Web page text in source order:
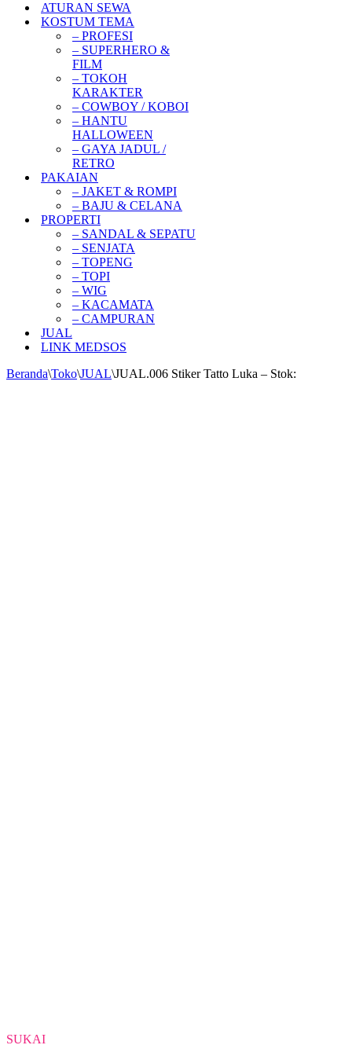
ATURAN SEWA
KOSTUM TEMA
– PROFESI
– SUPERHERO &
FILM
– TOKOH
KARAKTER
– COWBOY / KOBOI
– HANTU
HALLOWEEN
– GAYA JADUL /
RETRO
PAKAIAN
– JAKET & ROMPI
– BAJU & CELANA
PROPERTI
– SANDAL & SEPATU
– SENJATA
– TOPENG
– TOPI
– WIG
– KACAMATA
– CAMPURAN
JUAL
LINK MEDSOS
Beranda\Toko\JUAL\JUAL.006 Stiker Tatto Luka – Stok:
SUKAI